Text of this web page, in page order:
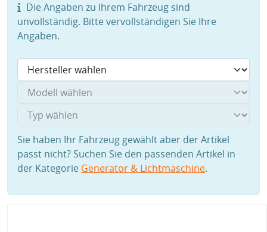
Die Angaben zu Ihrem Fahrzeug sind
unvollständig. Bitte vervollständigen Sie Ihre
Angaben.
Sie haben Ihr Fahrzeug gewählt aber der Artikel
passt nicht? Suchen Sie den passenden Artikel in
der Kategorie Generator & Lichtmaschine.